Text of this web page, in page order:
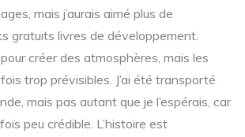
mais j’aurais aimé plus de
gratuits livres de développement.
pour créer des atmosphères, mais les
trop prévisibles. J’ai été transporté
mais pas autant que je l’espérais, car
peu crédible. L’histoire est